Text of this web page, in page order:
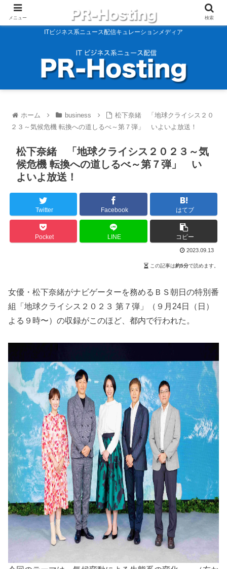
ITビジネス系ニュース配信キュレーションメディア
ホーム business
松下奈緒 「地球クライシス２０
２３～気候危機 転換への道しるべ～第７弾」 いよいよ放送！
松下奈緒 「地球クライシス２０２３～気
候危機 転換への道しるべ～第７弾」 い
よいよ放送！
Twitter Facebook はてブ
Pocket LINE コピー
2023.09.13
この記事は約5分で読めます。
女優・松下奈緒がナビゲーターを務めるＢＳ朝日の特別番
組「地球クライシス２０２３ 第７弾」（９月24日（日）
よる９時〜）の収録がこのほど、都内で行われた。
メニュー 検索